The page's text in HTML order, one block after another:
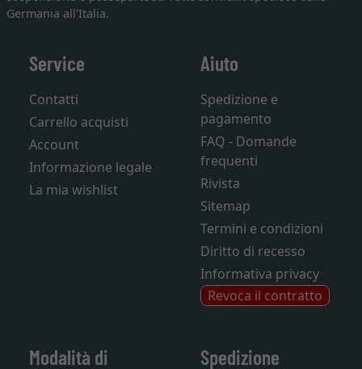
Germania all'Italia.
Service
Contatti
Carrello acquisti
Account
Informazione legale
La mia wishlist
Aiuto
Spedizione e
pagamento
FAQ - Domande
frequenti
Rivista
Sitemap
Termini e condizioni
Diritto di recesso
Informativa privacy
Revoca il contratto
Modalità di
Spedizione